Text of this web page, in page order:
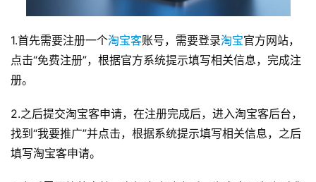
1.首先需要注册一个淘宝客账号，需要登录淘宝官方网站，
点击“免费注册”，根据官方系统提示填写相关信息，完成注
册。
2.之后提交淘宝客申请，在注册完成后，进入淘宝客后台，
找到“我要推广”并点击，根据系统提示填写相关信息，之后
填写淘宝客申请。